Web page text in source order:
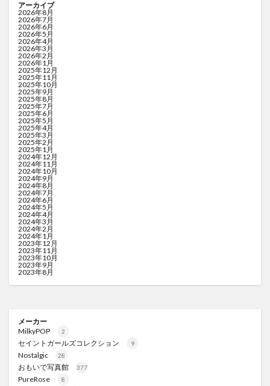
アーカイブ
2026年8月
2026年7月
2026年6月
2026年5月
2026年4月
2026年3月
2026年2月
2026年1月
2025年12月
2025年11月
2025年10月
2025年9月
2025年8月
2025年7月
2025年6月
2025年5月
2025年4月
2025年3月
2025年2月
2025年1月
2024年12月
2024年11月
2024年10月
2024年9月
2024年8月
2024年7月
2024年6月
2024年5月
2024年4月
2024年3月
2024年2月
2024年1月
2023年12月
2023年11月
2023年10月
2023年9月
2023年8月
メーカー
MilkyPOP
2
セイントガールズコレクション 9
Nostalgic 28
おもいで写真館 377
PureRose 8